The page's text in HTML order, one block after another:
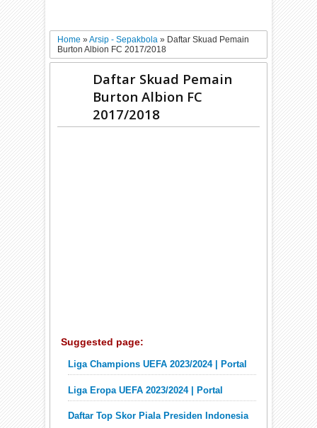
Home»Arsip - Sepakbola» Daftar Skuad Pemain
Burton Albion FC 2017/2018
Daftar Skuad Pemain
Burton Albion FC
2017/2018
Suggested page:
Liga Champions UEFA 2023/2024 | Portal
Liga Eropa UEFA 2023/2024 | Portal
Daftar Top Skor Piala Presiden Indonesia